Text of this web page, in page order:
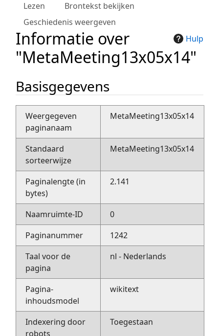
Lezen
Brontekst bekijken
Geschiedenis weergeven
Hulp
Informatie over
"MetaMeeting13x05x14"
Basisgegevens
Weergegeven
paginanaam
MetaMeeting13x05x14
Standaard
sorteerwijze
MetaMeeting13x05x14
Paginalengte (in
bytes)
2.141
Naamruimte-ID
0
Paginanummer
1242
Taal voor de
pagina
nl - Nederlands
Pagina-
inhoudsmodel
wikitext
Indexering door
robots
Toegestaan